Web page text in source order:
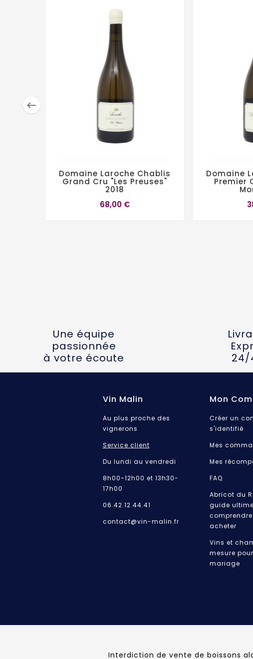

Domaine Laroche Chablis
Grand Cru "Les Preuses"
2018
68,00 €
Domaine
Premier
Une équipe
passionnée
à votre écoute
24/
Vin Malin
Au plus proche des
vignerons
Service client
Du lundi au vendredi
8h00-12h00 et 13h30-
17h00
06.42.12.44.41
contact@vin-malin.fr
Mon
Créer un
s'identifié
Mes
Mes
FAQ
Abricot du
guide
acheter
Vins et
mesure
mariage
Interdiction de vente de boissons